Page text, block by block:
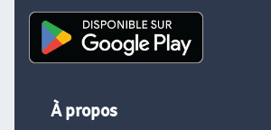
À propos